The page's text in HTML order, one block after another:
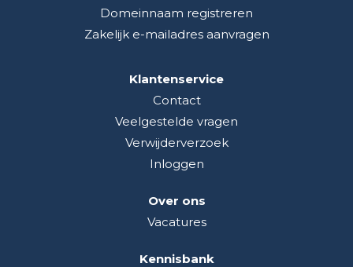
Domeinnaam registreren
Zakelijk e-mailadres aanvragen
Klantenservice
Contact
Veelgestelde vragen
Verwijderverzoek
Inloggen
Over ons
Vacatures
Kennisbank